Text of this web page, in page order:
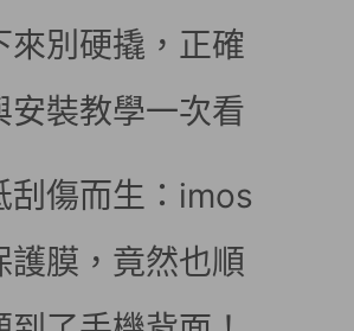
來別硬撬，正確
安裝教學一次看
刮傷而生：imos
護膜，竟然也順